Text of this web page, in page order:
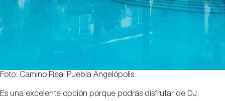
Foto: Camino Real Puebla Angelópolis
Es una excelente opción porque podrás disfrutar de DJ,